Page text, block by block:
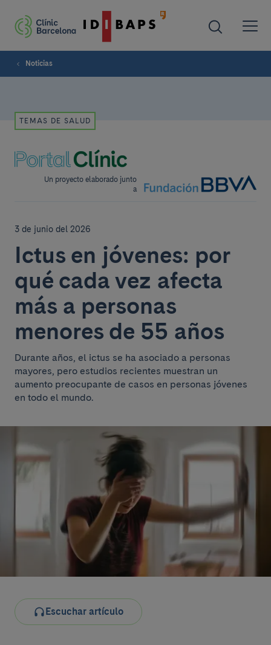
Noticias
Un proyecto elaborado junto
a
TEMAS DE SALUD
3 de junio del 2026
Ictus en jóvenes: por
qué cada vez afecta
más a personas
menores de 55 años
Durante años, el ictus se ha asociado a personas
mayores, pero estudios recientes muestran un
aumento preocupante de casos en personas jóvenes
en todo el mundo.
Escuchar artículo